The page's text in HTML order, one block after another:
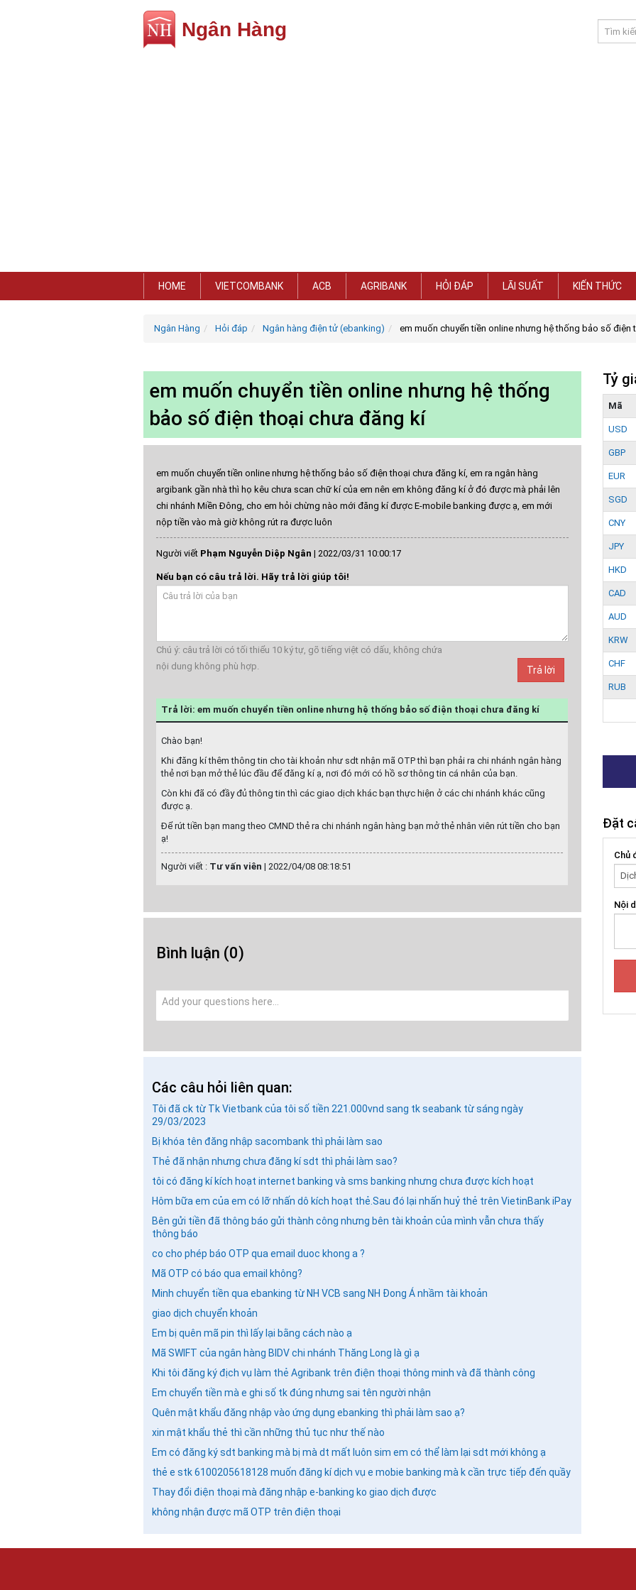
Ngân Hàng
HOME VIETCOMBANK ACB AGRIBANK HỎI ĐÁP LÃI SUẤT KIẾN THỨC
Ngân Hàng Hỏi đáp Ngân hàng điện tử (ebanking) em muốn chuyển tiền online nhưng hệ thống bảo số điện
em muốn chuyển tiền online nhưng hệ thống
bảo số điện thoại chưa đăng kí
em muốn chuyển tiền online nhưng hệ thống bảo số điện thoại chưa đăng kí, em ra ngân hàng
argibank gần nhà thì họ kêu chưa scan chữ kí của em nên em không đăng kí ở đó được mà phải lên
chi nhánh Miền Đông, cho em hỏi chừng nào mới đăng kí được E-mobile banking được ạ, em mới
nộp tiền vào mà giờ không rút ra được luôn
Người viết Phạm Nguyễn Diệp Ngân | 2022/03/31 10:00:17
Nếu bạn có câu trả lời. Hãy trả lời giúp tôi!
Chú ý: câu trả lời có tối thiểu 10 ký tự, gõ tiếng việt có dấu, không chứa
nội dung không phù hợp.
Trả lời
Trả lời: em muốn chuyển tiền online nhưng hệ thống bảo số điện thoại chưa đăng kí
Chào bạn!
Khi đăng kí thêm thông tin cho tài khoản như sdt nhận mã OTP thì bạn phải ra chi nhánh ngân hàng
thẻ nơi bạn mở thẻ lúc đầu để đăng kí ạ, nơi đó mới có hồ sơ thông tin cá nhân của bạn.
Còn khi đã có đầy đủ thông tin thì các giao dịch khác bạn thực hiện ở các chi nhánh khác cũng
được ạ.
Để rút tiền bạn mang theo CMND thẻ ra chi nhánh ngân hàng bạn mở thẻ nhân viên rút tiền cho bạn
ạ!
Người viết : Tư vấn viên | 2022/04/08 08:18:51
Bình luận (0)
Các câu hỏi liên quan:
Tôi đã ck từ Tk Vietbank của tôi số tiền 221.000vnd sang tk seabank từ sáng ngày
29/03/2023
Bị khóa tên đăng nhập sacombank thì phải làm sao
Thẻ đã nhận nhưng chưa đăng kí sdt thì phải làm sao?
tôi có đăng kí kích hoạt internet banking và sms banking nhưng chưa được kích hoạt
Hôm bữa em của em có lỡ nhấn dô kích hoạt thẻ.Sau đó lại nhấn huỷ thẻ trên VietinBank iPay
Bên gửi tiền đã thông báo gửi thành công nhưng bên tài khoản của mình vẫn chưa thấy
thông báo
co cho phép báo OTP qua email duoc khong a ?
Mã OTP có báo qua email không?
Minh chuyển tiền qua ebanking từ NH VCB sang NH Đong Á nhầm tài khoản
giao dịch chuyển khoản
Em bị quên mã pin thì lấy lại bằng cách nào ạ
Mã SWIFT của ngân hàng BIDV chi nhánh Thăng Long là gì ạ
Khi tôi đăng ký địch vụ làm thẻ Agribank trên điện thoại thông minh và đã thành công
Em chuyển tiền mà e ghi số tk đúng nhưng sai tên người nhận
Quên mật khẩu đăng nhập vào ứng dụng ebanking thì phải làm sao ạ?
xin mật khẩu thẻ thì cần những thủ tục như thế nào
Em có đăng ký sdt banking mà bị mà dt mất luôn sim em có thể làm lại sdt mới không ạ
thẻ e stk 6100205618128 muốn đăng kí dịch vụ e mobie banking mà k cần trực tiếp đến quầy
Thay đổi điện thoại mà đăng nhập e-banking ko giao dịch được
không nhận được mã OTP trên điện thoại
Tỷ
Mã
USD
GBP
EUR
SGD
CNY
JPY
HKD
CAD
AUD
KRW
CHF
RUB
Đặt
Chủ
Nội